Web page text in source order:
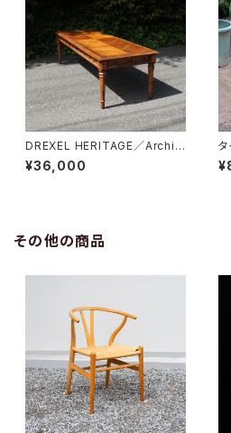
DREXEL HERITAGE／Archit
ectual Low Table
¥36,000
タ
その他の商品